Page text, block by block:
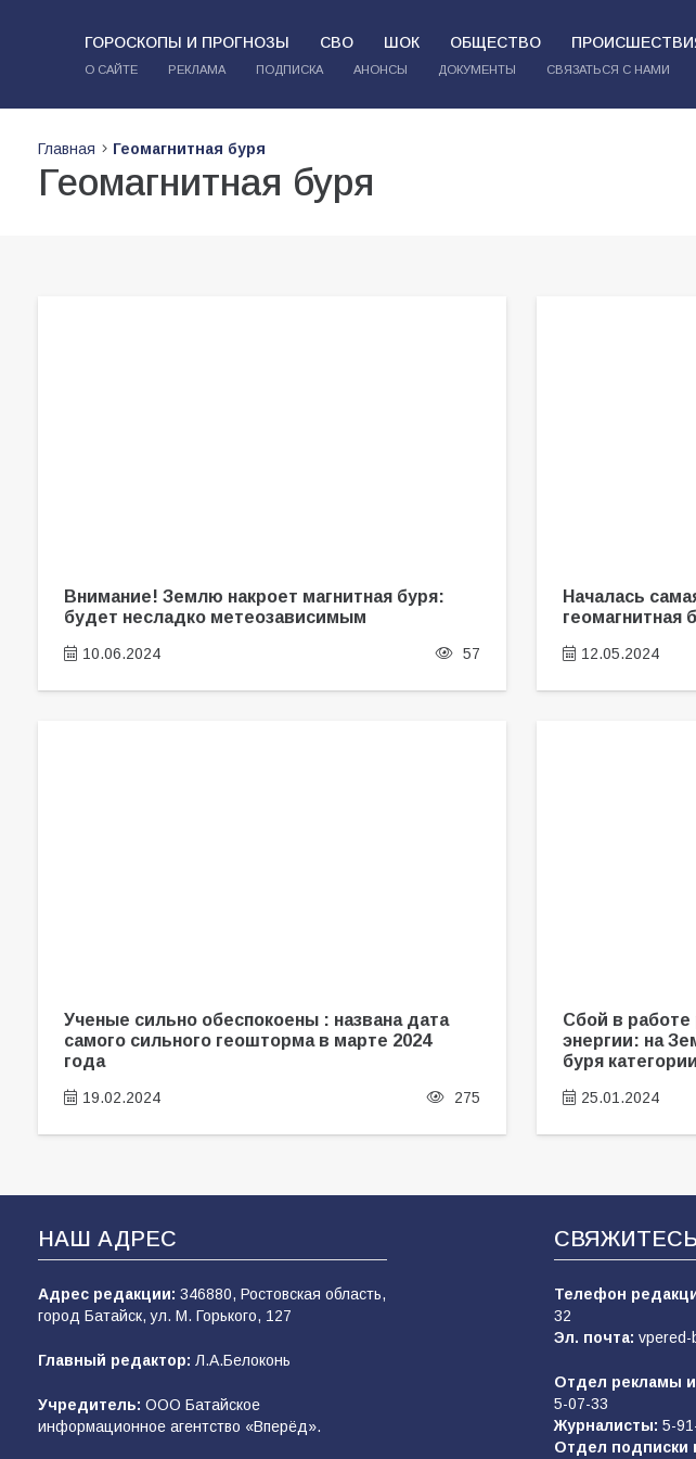
ГОРОСКОПЫ И ПРОГНОЗЫ СВО ШОК ОБЩЕСТВО
О САЙТЕ РЕКЛАМА ПОДПИСКА АНОНСЫ ДОКУМЕНТЫ СВЯЗАТЬСЯ С НАМИ
Главная Геомагнитная буря
Геомагнитная буря
Внимание! Землю накроет магнитная буря:
будет несладко метеозависимым
10.06.2024 57
Началась
геомагнитная
12.05.2024
Ученые сильно обеспокоены : названа дата
самого сильного геошторма в марте 2024
года
19.02.2024 275
Сбой в
энергии: на
буря
25.01.2024
НАШ АДРЕС
Адрес редакции: 346880, Ростовская область,
город Батайск, ул. М. Горького, 127
Главный редактор: Л.А.Белоконь
Учредитель: ООО Батайское
информационное агентство «Вперёд».
Телефон
32
Эл. почта: vpered-
Отдел рекламы
5-07-33
Журналисты: 5-
Отдел подписки